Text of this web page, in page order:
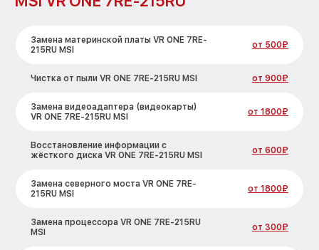
Замена материнской платы VR ONE 7RE-
215RU MSI
от 500₽
Чистка от пыли VR ONE 7RE-215RU MSI от 900₽
Замена видеоадаптера (видеокарты)
VR ONE 7RE-215RU MSI
от 1800₽
Восстановление информации с
жёсткого диска VR ONE 7RE-215RU MSI
от 600₽
Замена северного моста VR ONE 7RE-
215RU MSI
от 1800₽
Замена процессора VR ONE 7RE-215RU
MSI
от 300₽